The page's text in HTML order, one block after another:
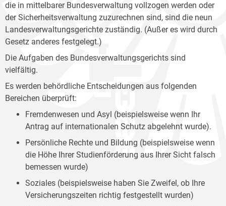
die in mittelbarer Bundesverwaltung vollzogen werden oder
der Sicherheitsverwaltung zuzurechnen sind, sind die neun
Landesverwaltungsgerichte zuständig. (Außer es wird durch
Gesetz anderes festgelegt.)
Die Aufgaben des Bundesverwaltungsgerichts sind
vielfältig.
Es werden behördliche Entscheidungen aus folgenden
Bereichen überprüft:
Fremdenwesen und Asyl (beispielsweise wenn Ihr
Antrag auf internationalen Schutz abgelehnt wurde).
Persönliche Rechte und Bildung (beispielsweise wenn
die Höhe Ihrer Studienförderung aus Ihrer Sicht falsch
bemessen wurde)
Soziales (beispielsweise haben Sie Zweifel, ob Ihre
Versicherungszeiten richtig festgestellt wurden)